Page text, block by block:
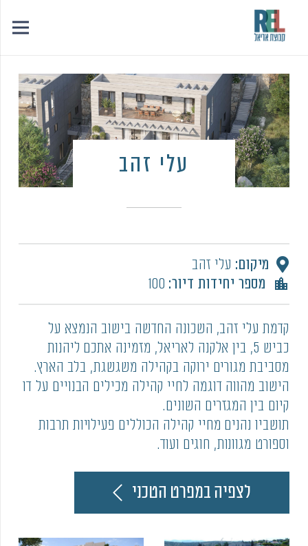
עלי זהב
:מיקום עלי זהב
location_city :מספר יחידות דיור 100
קדמת עלי זהב, השכונה החדשה בישוב הנמצא על
כביש 5, בין אלקנה לאריאל, מזמינה אתכם ליהנות
מסביבת מגורים ירוקה בקהילה משגשגת, בלב הארץ.
הישוב מהווה דוגמה לחיי קהילה מכילים הבנויים על דו
קיום בין המגזרים השונים.
תושביו נהנים מחיי קהילה הכוללים פעילויות תרבות
וספורט מגוונות, חוגים ועוד.
לצפיה במפרט הטכני